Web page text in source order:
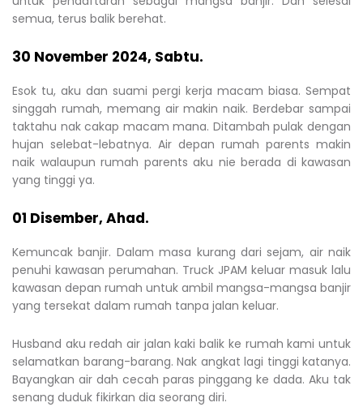
semua, terus balik berehat.
30 November 2024, Sabtu.
Esok tu, aku dan suami pergi kerja macam biasa. Sempat
singgah rumah, memang air makin naik. Berdebar sampai
taktahu nak cakap macam mana. Ditambah pulak dengan
hujan selebat-lebatnya. Air depan rumah parents makin
naik walaupun rumah parents aku nie berada di kawasan
yang tinggi ya.
01 Disember, Ahad.
Kemuncak banjir. Dalam masa kurang dari sejam, air naik
penuhi kawasan perumahan. Truck JPAM keluar masuk lalu
kawasan depan rumah untuk ambil mangsa-mangsa banjir
yang tersekat dalam rumah tanpa jalan keluar.
Husband aku redah air jalan kaki balik ke rumah kami untuk
selamatkan barang-barang. Nak angkat lagi tinggi katanya.
Bayangkan air dah cecah paras pinggang ke dada. Aku tak
senang duduk fikirkan dia seorang diri.